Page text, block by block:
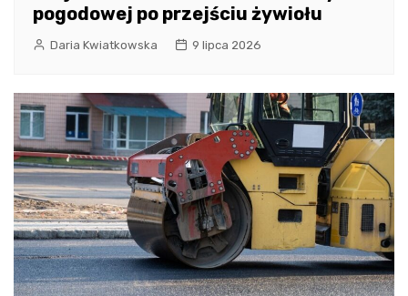
pogodowej po przejściu żywiołu
Daria Kwiatkowska 9 lipca 2026